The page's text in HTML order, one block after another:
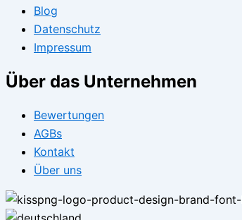
Blog
Datenschutz
Impressum
Über das Unternehmen
Bewertungen
AGBs
Kontakt
Über uns